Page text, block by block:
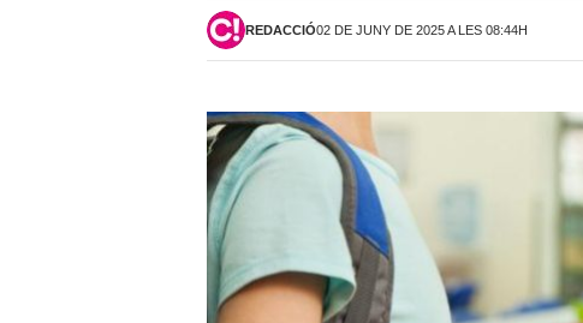
REDACCIÓ02 DE JUNY DE 2025 A LES 08:44H